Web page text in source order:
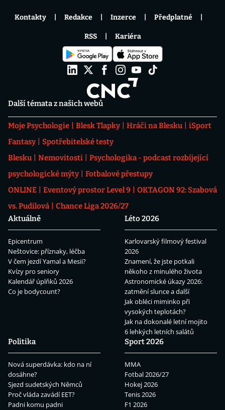
Další témata z našich webů
Moje Psychologie Blesk Tlapky Hráči na Blesku
iSport
Fantasy
Spotřebitelské testy
Blesku
Nemovitosti
Psychologika - podcast rozbíjející
psychologické mýty
Fotbalové přestupy
ONLINE
Eventový prostor Level 9
OKTAGON 92: Szabová
vs. Pudilová
Chance Liga 2026/27
Aktuálně
Epicentrum
Neštovice: příznaky, léčba
V čem jezdí Yamal a Mesii?
Kvízy pro seniory
Kalendář úplňků 2026
Co je bodycount?
Léto 2026
Karlovarský filmový festival
2026
Znamení, že jste potkali
někoho z minulého života
Astronomické úkazy 2026:
zatmění slunce a další
Jak obléci miminko při
vysokých teplotách?
Jak na dokonalé letní mojito
6 lehkých letních salátů
Politika
Nová superdávka: kdo na ní
dosáhne?
Sjezd sudetských Němců
Proč vláda zavádí EET?
Padni komu padni
Sport 2026
MMA
Fotbal 2026/27
Hokej 2026
Tenis 2026
F1 2026
Kontakty Redakce Inzerce Předplatné
RSS Kariéra